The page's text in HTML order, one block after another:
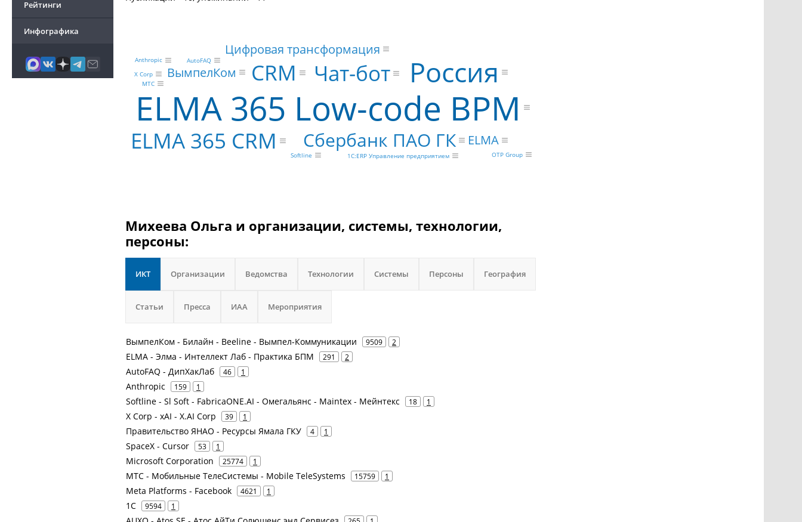
Рейтинги
Инфографика
ELMA 365 Low-code BPM
Россия
Чат-бот
CRM
ELMA 365 CRM Сбербанк ПАО ГК
ВымпелКом
ELMA
Цифровая трансформация
AutoFAQ
Anthropic
Softline
X Corp
МТС
OTP Group
1С:ERP Управление предприятием
Михеева Ольга и организации, системы, технологии,
персоны:
ИКТ Организации Ведомства Технологии Системы Персоны География
Статьи Пресса ИАА Мероприятия
ВымпелКом - Билайн - Beeline - Вымпел-Коммуникации 9509 2
ELMA - Элма - Интеллект Лаб - Практика БПМ 291 2
AutoFAQ - ДипХакЛаб 46 1
Anthropic 159 1
Softline - Sl Soft - FabricaONE.AI - Омегальянс - Maintex - Мейнтекс 18 1
X Corp - xAI - X.AI Corp 39 1
Правительство ЯНАО - Ресурсы Ямала ГКУ 4 1
SpaceX - Cursor 53 1
Microsoft Corporation 25774 1
МТС - Мобильные ТелеСистемы - Mobile TeleSystems 15759 1
Meta Platforms - Facebook 4621 1
1С 9594 1